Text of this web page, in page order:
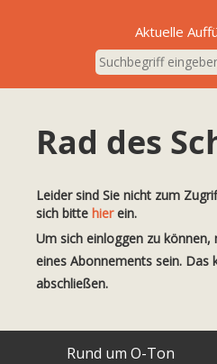
Aktuelle
Rad des
Leider sind Sie nicht zum
sich bitte hierein.
Um sich einloggen zu können,
eines Abonnements sein. Das
abschließen.
Rund um O-Ton